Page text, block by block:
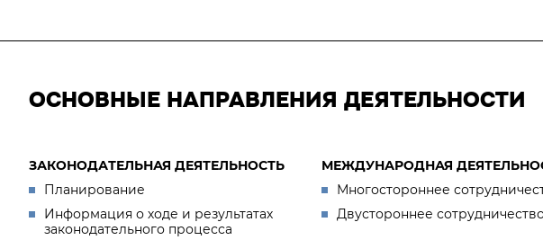
ОСНОВНЫЕ НАПРАВЛЕНИЯ ДЕЯТЕЛЬНОСТИ
ЗАКОНОДАТЕЛЬНАЯ ДЕЯТЕЛЬНОСТЬ
Планирование
Информация о ходе и результатах
законодательного процесса
МЕЖДУНАРОДНАЯ
Многостороннее
Двустороннее